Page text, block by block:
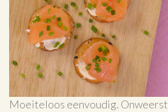
Moeiteloos eenvoudig.